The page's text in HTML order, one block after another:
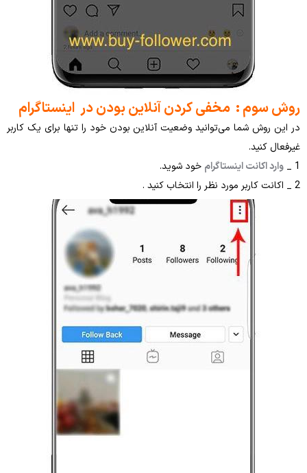
مخفی کردن آنلاین بودن در اینستاگرام
می‌توانید وضعیت آنلاین بودن خود را تنها برای یک کاربر
اینستاگرامخود شوید.